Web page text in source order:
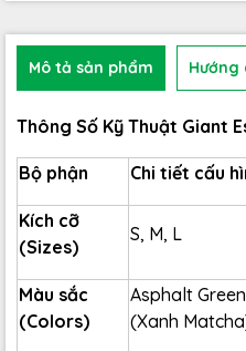
Mô tả sản phẩm Hướng
Thông Số Kỹ Thuật Giant
Bộ phận Chi tiết cấu
Kích cỡ
(Sizes)
S, M, L
Màu sắc
(Colors)
Asphalt
(Xanh